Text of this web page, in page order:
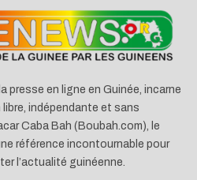
presse en ligne en Guinée, incarne
indépendante et sans
Caba Bah (Boubah.com), le
référence incontournable pour
l’actualité guinéenne.